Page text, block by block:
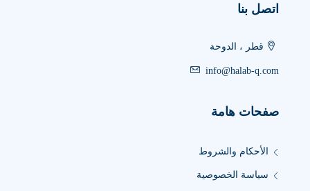
اتصل بنا
قطر ، الدوحة
info@halab-q.com
صفحات هامة
الأحكام والشروط
سياسة الخصوصية